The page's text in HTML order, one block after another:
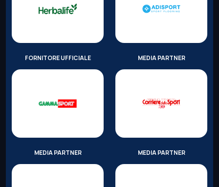
FORNITORE UFFICIALE MEDIA PARTNER
MEDIA PARTNER MEDIA PARTNER